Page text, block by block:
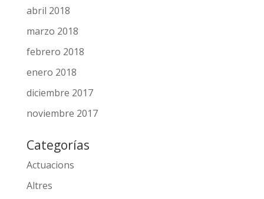
abril 2018
marzo 2018
febrero 2018
enero 2018
diciembre 2017
noviembre 2017
Categorías
Actuacions
Altres